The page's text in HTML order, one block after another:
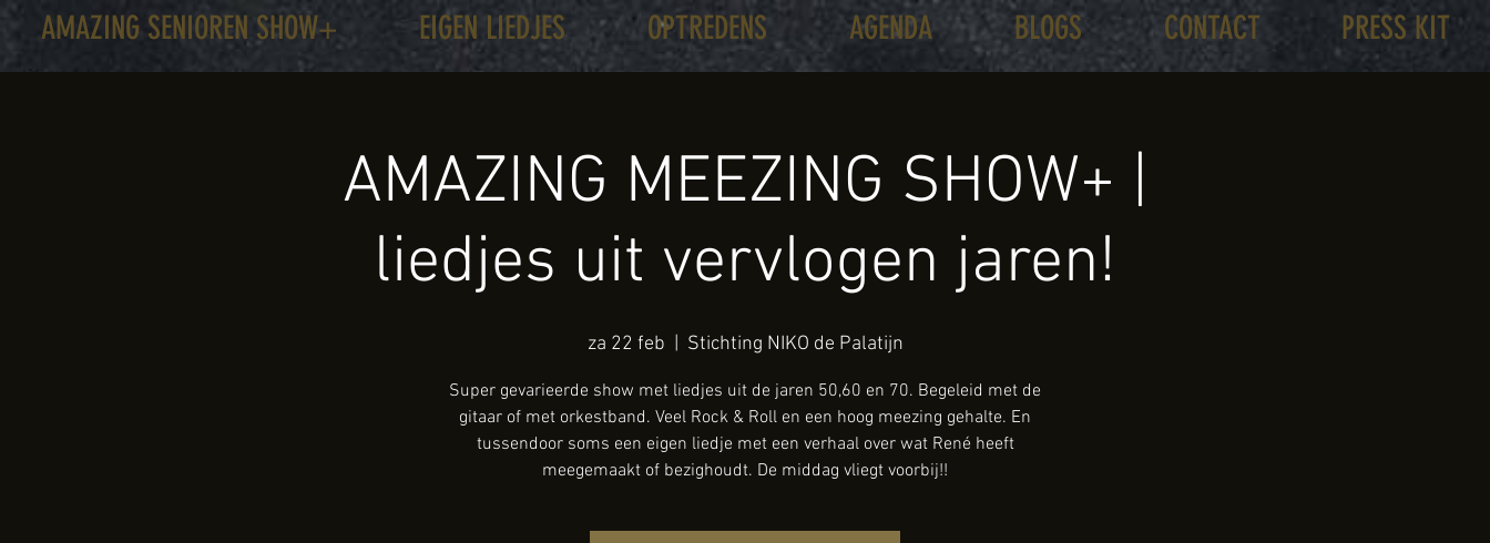
AMAZING SENIOREN SHOW+ EIGEN LIEDJES OPTREDENS AGENDA BLOGS CONTACT PRESS KIT
AMAZING MEEZING SHOW+ |
liedjes uit vervlogen jaren!
za 22 feb Stichting NIKO de Palatijn
Super gevarieerde show met liedjes uit de jaren 50,60 en 70. Begeleid met de
gitaar of met orkestband. Veel Rock & Roll en een hoog meezing gehalte. En
tussendoor soms een eigen liedje met een verhaal over wat René heeft
meegemaakt of bezighoudt. De middag vliegt voorbij!!